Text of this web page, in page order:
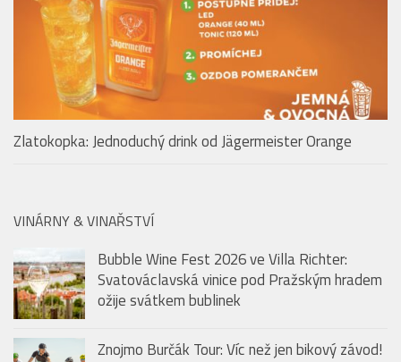
Zlatokopka: Jednoduchý drink od Jägermeister Orange
VINÁRNY & VINAŘSTVÍ
Bubble Wine Fest 2026 ve Villa Richter:
Svatováclavská vinice pod Pražským hradem
ožije svátkem bublinek
Znojmo Burčák Tour: Víc než jen bikový závod!